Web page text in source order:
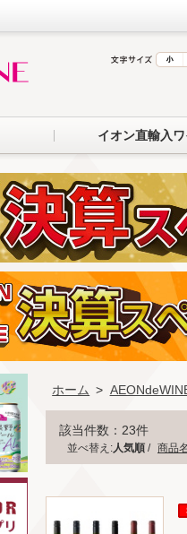
イオン直輸入
ホーム >
該当件数：23件
並べ替え:人気順 / 商品